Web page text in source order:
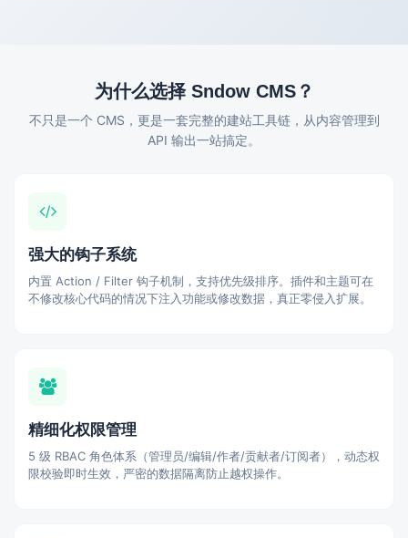
为什么选择 Sndow CMS？
不只是一个 CMS，更是一套完整的建站工具链，从内容管理到
API 输出一站搞定。
强大的钩子系统
内置 Action / Filter 钩子机制，支持优先级排序。插件和主题可在
不修改核心代码的情况下注入功能或修改数据，真正零侵入扩展。
精细化权限管理
5 级 RBAC 角色体系（管理员/编辑/作者/贡献者/订阅者），动态权
限校验即时生效，严密的数据隔离防止越权操作。